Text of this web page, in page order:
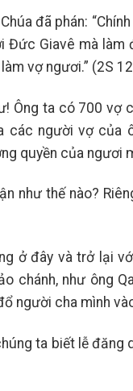
đã phán:
Đức Giavê mà
vợ ngươi.” (2S
ư! Ông ta có 700
các người vợ của
quyền của ngươi
như thế nào?
ở đây và trở lại
chánh, như ông
người cha mình
ta biết lễ